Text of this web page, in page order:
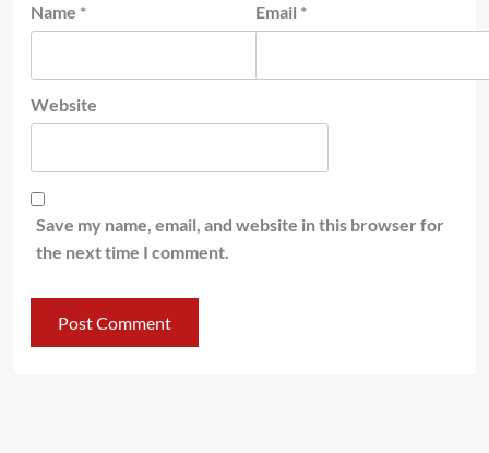
Name * Email *
Website
Save my name, email, and website in this browser for
the next time I comment.